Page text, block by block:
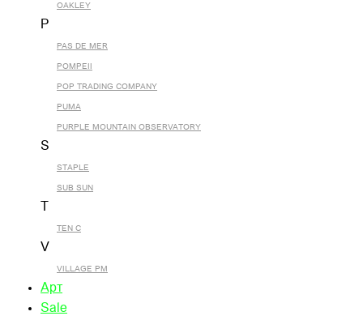
OAKLEY
P
PAS DE MER
POMPEII
POP TRADING COMPANY
PUMA
PURPLE MOUNTAIN OBSERVATORY
S
STAPLE
SUB SUN
TEN C
V
VILLAGE PM
Арт
Sale